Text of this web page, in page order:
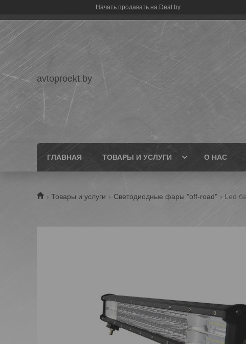
Начать продавать на Deal.by
avtoproekt.by
ГЛАВНАЯ ТОВАРЫ И УСЛУГИ О НАС
Товары и услуги Светодиодные фары "off-road" Led